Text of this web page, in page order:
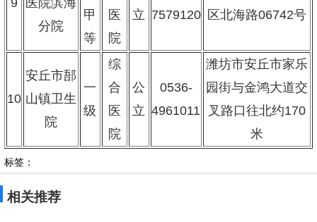
分院
甲
等
医
院
立 7579120 区北海路06742号
10
安丘市郚
山镇卫生
院
一
级
综
合
医
院
公
立
0536-
4961011
潍坊市安丘市家乐
园街与金鸿大道交
叉路口往北约170
米
标签：
相关推荐